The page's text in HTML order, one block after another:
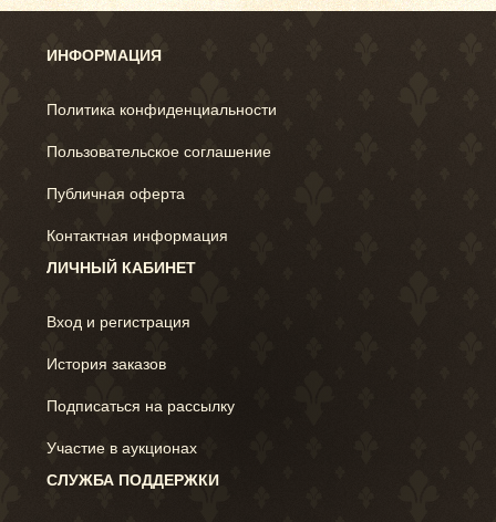
ИНФОРМАЦИЯ
Политика конфиденциальности
Пользовательское соглашение
Публичная оферта
Контактная информация
ЛИЧНЫЙ КАБИНЕТ
Вход и регистрация
История заказов
Подписаться на рассылку
Участие в аукционах
СЛУЖБА ПОДДЕРЖКИ